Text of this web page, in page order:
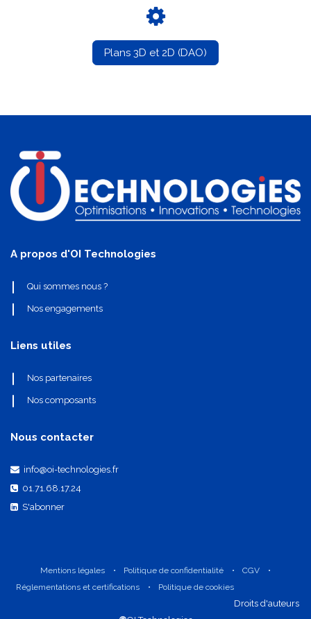
Plans 3D et 2D (DAO)
A propos d'OI Technologies
Qui sommes nous ?
Nos engagements
Liens utiles
Nos partenaires
Nos composants
Nous contacter
info@oi-technologies.fr
01.71.68.17.24
S'abonner
Mentions légales • Politique de confidentialité • CGV
•
Réglementations et certifications
• Politique de cookies
​Droits d'auteurs